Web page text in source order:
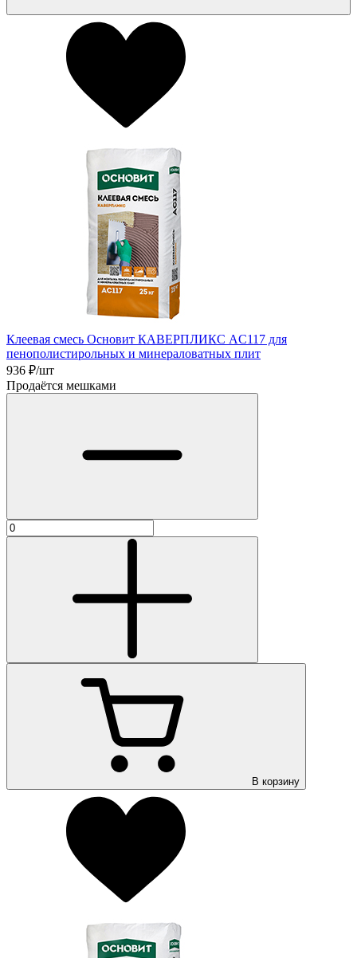
Клеевая смесь Основит КАВЕРПЛИКС АC117 для
пенополистирольных и минераловатных плит
936 ₽/шт
Продаётся мешками
В корзину